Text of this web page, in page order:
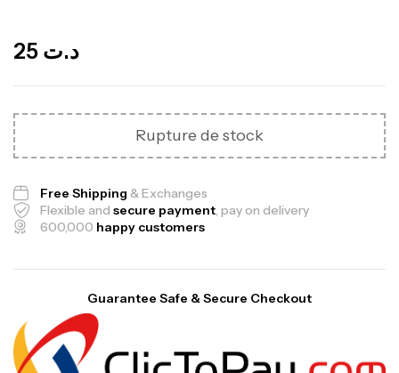
د.ت
Rupture de stock
Free Shipping & Exchanges
Flexible and secure payment, pay on delivery
600,000 happy customers
Guarantee Safe & Secure Checkout